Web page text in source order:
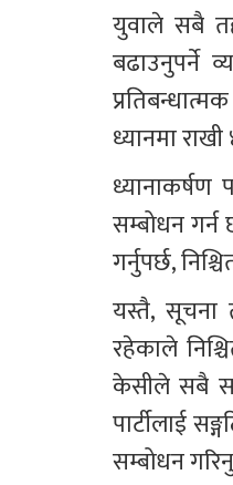
युवाले सबै
बढाउनुपर्ने
ध्यानमा
सम्बोधन
गर्नुपर्छ,
यस्तै, सूचना
रहेकाले
केसीले सबै
पार्टीलाई
सम्बोधन